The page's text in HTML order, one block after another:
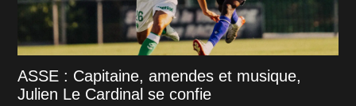
ASSE : Capitaine, amendes et musique,
Julien Le Cardinal se confie